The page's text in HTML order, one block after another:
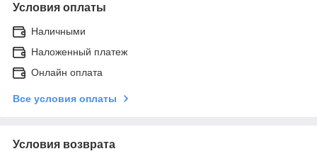
Условия оплаты
Наличными
Наложенный платеж
Онлайн оплата
Все условия оплаты
Условия возврата